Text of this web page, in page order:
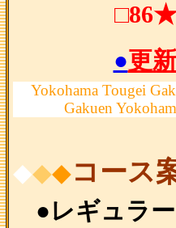
●更
Yokohama Tougei
Gakuen
◆◆◆コース
●レギュラ